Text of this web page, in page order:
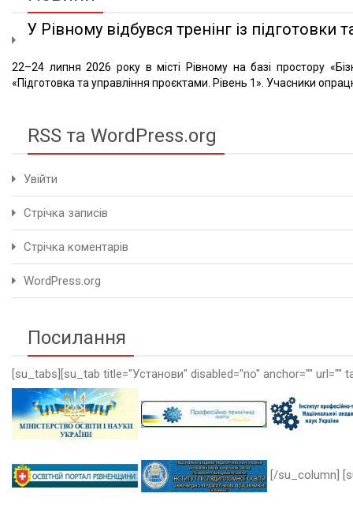
У Рівному відбувся тренінг із підготовки
22–24 липня 2026 року в місті Рівному на базі простору
«Підготовка та управління проєктами. Рівень 1». Учасники
RSS та WordPress.org
Увійти
Стрічка записів
Стрічка коментарів
WordPress.org
Посилання
[su_tabs][su_tab title="Установи" disabled="no" anchor=""
[/su_column]